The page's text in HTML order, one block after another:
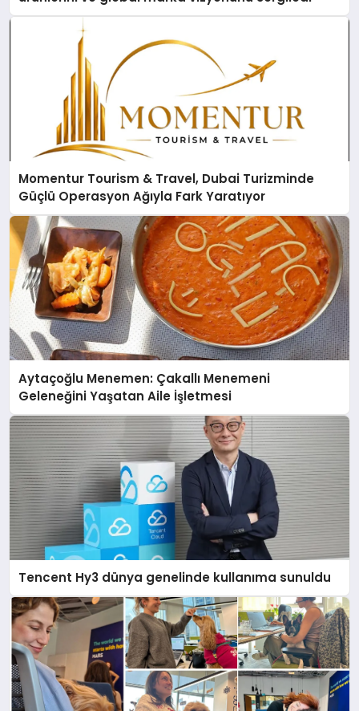
Momentur Tourism & Travel, Dubai Turizminde
Güçlü Operasyon Ağıyla Fark Yaratıyor
Aytaçoğlu Menemen: Çakallı Menemeni
Geleneğini Yaşatan Aile İşletmesi
Tencent Hy3 dünya genelinde kullanıma sunuldu